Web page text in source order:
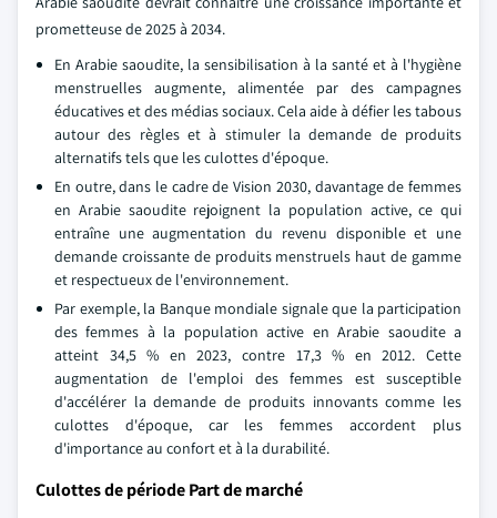
prometteuse de 2025 à 2034.
En Arabie saoudite, la sensibilisation à la santé et à l'hygiène
menstruelles augmente, alimentée par des campagnes
éducatives et des médias sociaux. Cela aide à défier les tabous
autour des règles et à stimuler la demande de produits
alternatifs tels que les culottes d'époque.
En outre, dans le cadre de Vision 2030, davantage de femmes
en Arabie saoudite rejoignent la population active, ce qui
entraîne une augmentation du revenu disponible et une
demande croissante de produits menstruels haut de gamme
et respectueux de l'environnement.
Par exemple, la Banque mondiale signale que la participation
des femmes à la population active en Arabie saoudite a
atteint 34,5 % en 2023, contre 17,3 % en 2012. Cette
augmentation de l'emploi des femmes est susceptible
d'accélérer la demande de produits innovants comme les
culottes d'époque, car les femmes accordent plus
d'importance au confort et à la durabilité.
Culottes de période Part de marché